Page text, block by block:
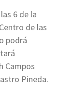
6 de la
de las
podrá
Campos
Pineda.